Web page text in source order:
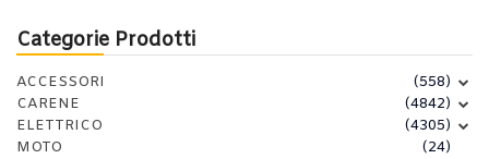
Categorie Prodotti
ACCESSORI
(558)
CARENE
(4842)
ELETTRICO
(4305)
MOTO
(24)